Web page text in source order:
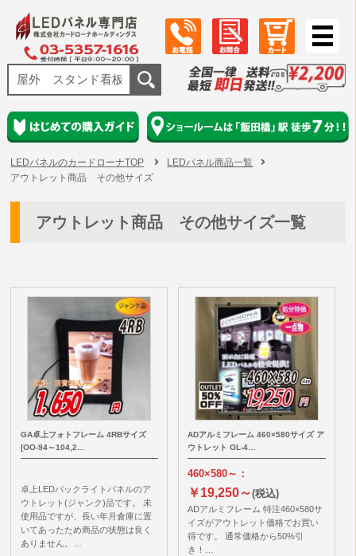
LEDパネルのカードローナTOP
LEDパネル商品一覧
アウトレット商品 その他サイズ
アウトレット商品 その他サイズ一覧
GA卓上フォトフレーム 4RBサイズ
[OO-94～104,2…
卓上LEDバックライトパネルのア
ウトレット(ジャンク)品です。 未
使用品ですが、長い年月倉庫に置
いてあったため商品の状態は良く
ありません。…
ADアルミフレーム 460×580サイズ ア
ウトレット OL-4…
460×580～：
￥19,250～(税込)
ADアルミフレーム 特注460×580サ
イズがアウトレット価格でお買い
得です。 通常価格から50%引
き！…